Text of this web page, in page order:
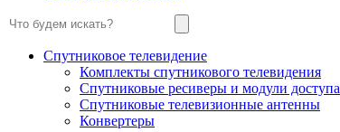
Спутниковое телевидение
Комплекты спутникового телевидения
Спутниковые ресиверы и модули доступа
Спутниковые телевизионные антенны
Конвертеры